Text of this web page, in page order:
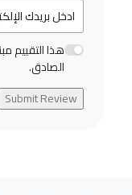
هذا التقييم
الصادق.
Submit Review